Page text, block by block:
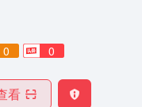
0 0
看